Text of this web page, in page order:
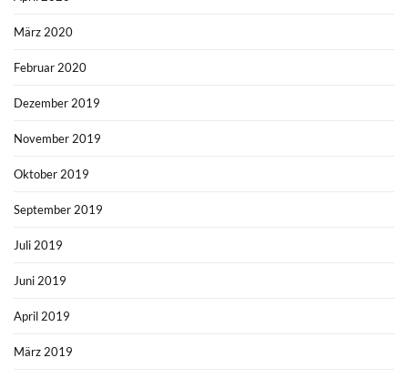
März 2020
Februar 2020
Dezember 2019
November 2019
Oktober 2019
September 2019
Juli 2019
Juni 2019
April 2019
März 2019